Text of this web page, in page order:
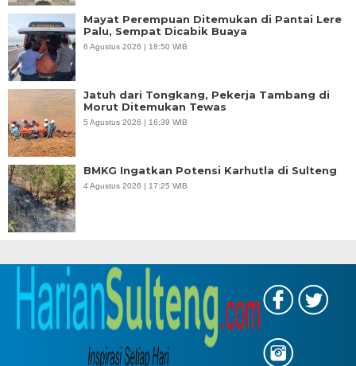
Mayat Perempuan Ditemukan di Pantai Lere
Palu, Sempat Dicabik Buaya
6 Agustus 2026 | 18:50 WIB
Jatuh dari Tongkang, Pekerja Tambang di
Morut Ditemukan Tewas
5 Agustus 2026 | 16:39 WIB
BMKG Ingatkan Potensi Karhutla di Sulteng
4 Agustus 2026 | 17:25 WIB